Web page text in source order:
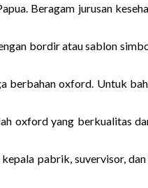
Beragam jurusan
bordir atau sablon
oxford. Untuk
oxford yang berkualitas
pabrik, suvervisor,